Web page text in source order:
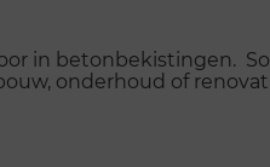
in betonbekistingen.
onderhoud of